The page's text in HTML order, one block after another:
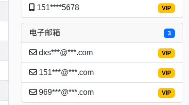
VIP
151****5678
3
电子邮箱
VIP
dxs***@***.com
VIP
151***@***.com
VIP
969***@***.com